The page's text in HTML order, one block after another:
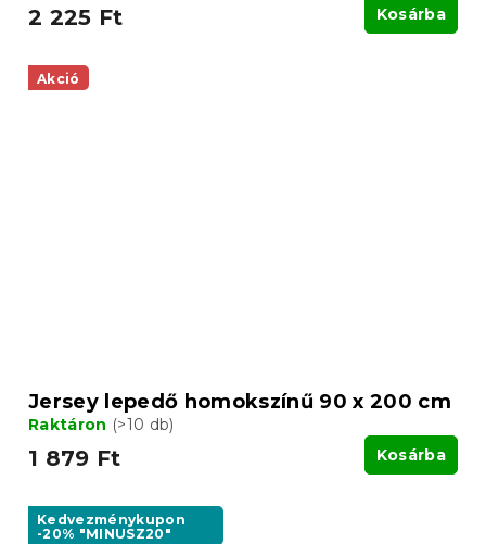
2 225 Ft Kosárba
Akció
Jersey lepedő homokszínű 90 x 200 cm
Raktáron (>10 db)
1 879 Ft Kosárba
Kedvezménykupon
-20% "MINUSZ20"